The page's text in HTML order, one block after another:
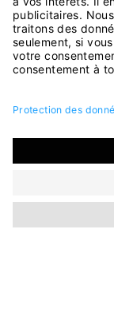
N'hésitez pas
suivante: